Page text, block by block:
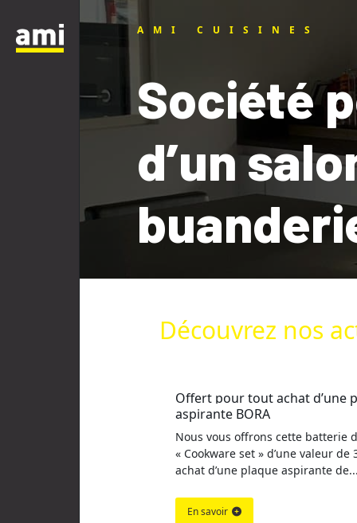
AMI CUISINES
Société
d’un
Découvrez nos
Offert pour tout achat d’une
aspirante BORA
Nous vous offrons cette batterie
« Cookware set » d’une valeur
achat d’une plaque aspirante
En savoir